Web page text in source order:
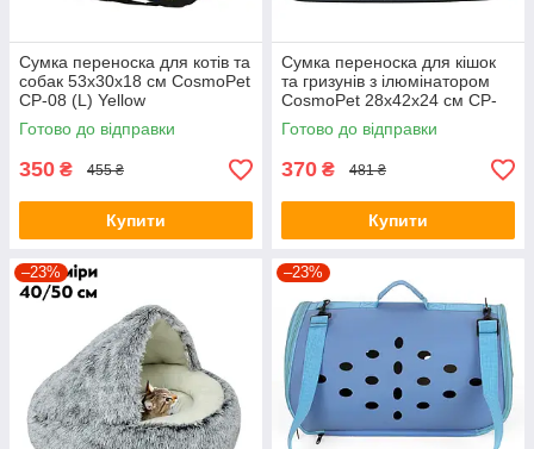
Сумка переноска для котів та
собак 53x30x18 см CosmoPet
CP-08 (L) Yellow
Готово до відправки
350 ₴ 455 ₴
Купити
Сумка переноска для кішок
та гризунів з ілюмінатором
CosmoPet 28х42х24 см CP-
14 Blue
Готово до відправки
370 ₴ 481 ₴
Купити
–23% –23%